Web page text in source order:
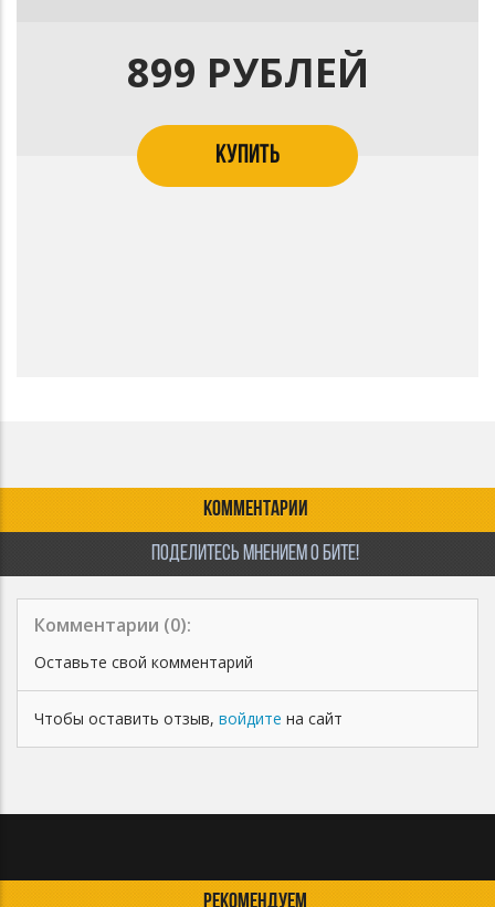
899 РУБЛЕЙ
КУПИТЬ
КОММЕНТАРИИ
ПОДЕЛИТЕСЬ МНЕНИЕМ О БИТЕ!
Комментарии (0):
Оставьте свой комментарий
Чтобы оставить отзыв, войдите на сайт
РЕКОМЕНДУЕМ